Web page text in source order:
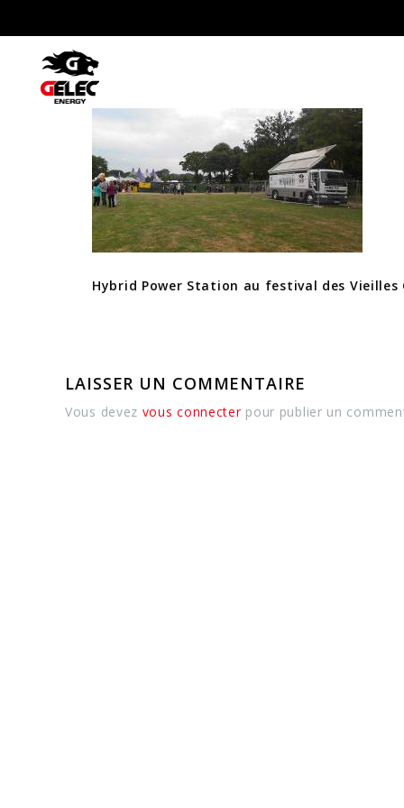
Hybrid Power Station au festival
Hybrid Power Station au festival des Vieilles
LAISSER UN COMMENTAIRE
Vous devez vous connecterpour publier un